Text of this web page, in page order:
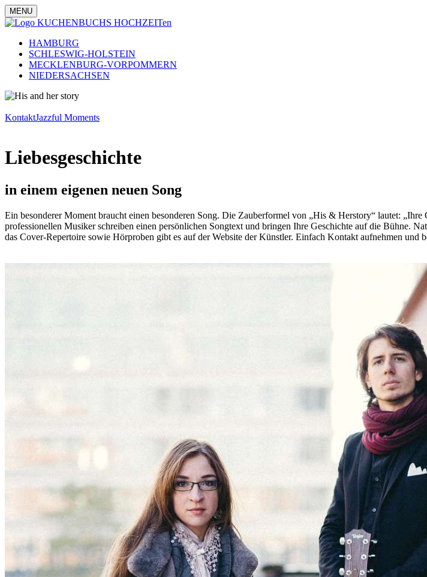
MENU
HAMBURG
SCHLESWIG-HOLSTEIN
MECKLENBURG-VORPOMMERN
NIEDERSACHSEN
KontaktJazzful Moments
Liebesgeschichte
in einem eigenen neuen Song
Ein besonderer Moment braucht einen besonderen Song. Die Zauberformel von „His & Herstory“ lautet:
professionellen Musiker schreiben einen persönlichen Songtext und bringen Ihre Geschichte auf die Bühne.
das Cover-Repertoire sowie Hörproben gibt es auf der Website der Künstler. Einfach Kontakt aufnehmen und